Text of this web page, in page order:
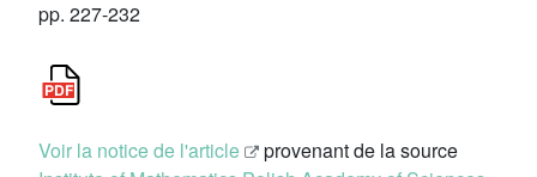
pp. 227-232
Voir la notice de l'article
provenant de la source